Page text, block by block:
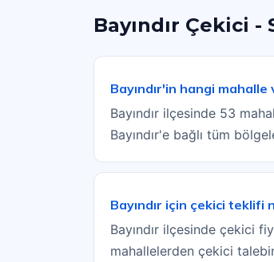
Bayındır Çekici -
Bayındır'in hangi
Bayındır ilçesinde 53
Bayındır'e bağlı tüm
Bayındır için çekici teklifi
Bayındır ilçesinde çekici
mahallelerden çekici